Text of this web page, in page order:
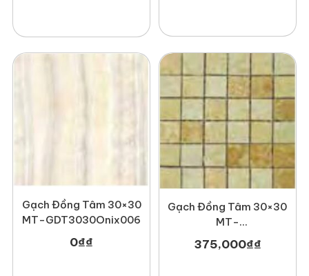
Gạch Đồng Tâm 30×30
MT-GDT3030Onix006
0₫₫
Gạch Đồng Tâm 30×30
MT-
GDT3030Mosaic001
375,000₫₫